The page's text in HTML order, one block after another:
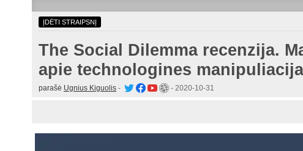
ĮDĖTI STRAIPSNĮ
The Social Dilemma recenzija.
apie technologines
parašė Ugnius Kiguolis - - 2020-10-31